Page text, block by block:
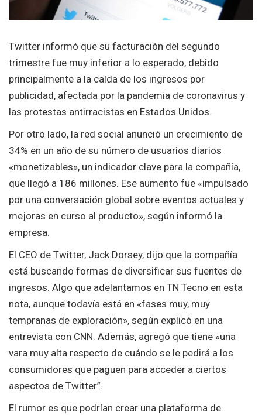
Twitter informó que su facturación del segundo
trimestre fue muy inferior a lo esperado, debido
principalmente a la caída de los ingresos por
publicidad, afectada por la pandemia de coronavirus y
las protestas antirracistas en Estados Unidos.
Por otro lado, la red social anunció un crecimiento de
34% en un año de su número de usuarios diarios
«monetizables», un indicador clave para la compañía,
que llegó a 186 millones. Ese aumento fue «impulsado
por una conversación global sobre eventos actuales y
mejoras en curso al producto», según informó la
empresa.
El CEO de Twitter, Jack Dorsey, dijo que la compañía
está buscando formas de diversificar sus fuentes de
ingresos. Algo que adelantamos en TN Tecno en esta
nota, aunque todavía está en «fases muy, muy
tempranas de exploración», según explicó en una
entrevista con CNN. Además, agregó que tiene «una
vara muy alta respecto de cuándo se le pedirá a los
consumidores que paguen para acceder a ciertos
aspectos de Twitter”.
El rumor es que podrían crear una plataforma de